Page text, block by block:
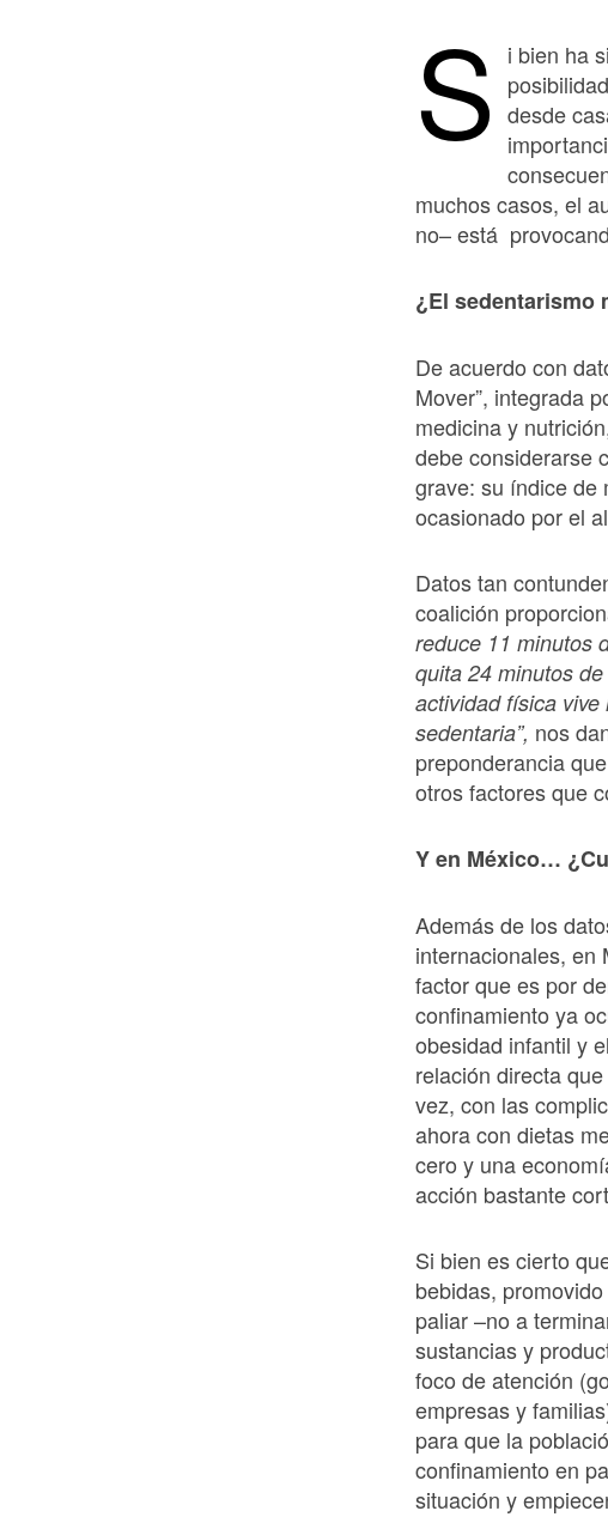
S
i bien ha
desde
muchos casos, el
no– está
¿El sedentarismo
De acuerdo con
Mover”, integrada
medicina y
debe considerarse
grave: su índice de
ocasionado por el
Datos tan
coalición
reduce 11 minutos
quita 24 minutos
actividad física
sedentaria”, nos
preponderancia
otros factores que
Y en México…
Además de los
internacionales, en
factor que es por
confinamiento ya
obesidad infantil y
relación directa
vez, con las
ahora con dietas
cero y una
acción bastante
Si bien es cierto
bebidas,
paliar –no a
sustancias y
foco de atención
empresas y
para que la
confinamiento en
situación y